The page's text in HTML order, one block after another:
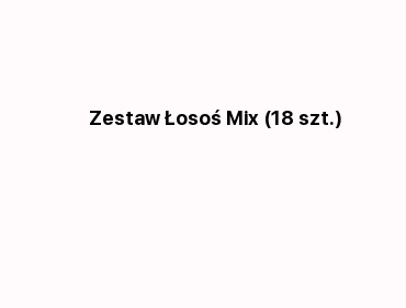
Zestaw Łosoś Mix (18 szt.)